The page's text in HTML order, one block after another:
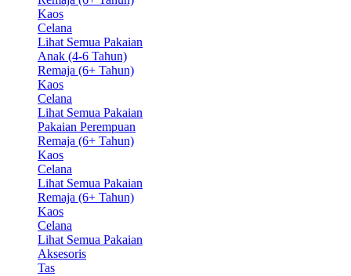
Kaos
Celana
Lihat Semua Pakaian
Anak (4-6 Tahun)
Remaja (6+ Tahun)
Kaos
Celana
Lihat Semua Pakaian
Pakaian Perempuan
Remaja (6+ Tahun)
Kaos
Celana
Lihat Semua Pakaian
Remaja (6+ Tahun)
Kaos
Celana
Lihat Semua Pakaian
Aksesoris
Tas